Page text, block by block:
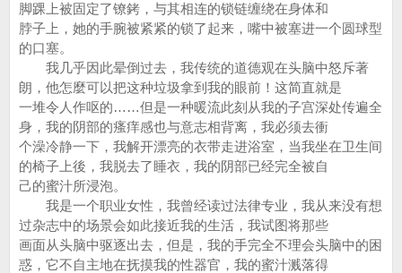
脚踝上被固定了镣銬，与其相连的锁链缠绕在身体和
脖子上，她的手腕被紧紧的锁了起来，嘴中被塞进一个圆球型
的口塞。
我几乎因此晕倒过去，我传统的道德观在头脑中怒斥著
朗，他怎麼可以把这种垃圾拿到我的眼前！这简直就是
一堆令人作呕的……但是一种暖流此刻从我的子宫深处传遍全
身，我的阴部的瘙痒感也与意志相背离，我必须去衝
个澡冷静一下，我解开漂亮的衣带走进浴室，当我坐在卫生间
的椅子上後，我脱去了睡衣，我的阴部已经完全被自
己的蜜汁所浸泡。
我是一个职业女性，我曾经读过法律专业，我从来没有想
过杂志中的场景会如此接近我的生活，我试图将那些
画面从头脑中驱逐出去，但是，我的手完全不理会头脑中的困
惑，它不自主地在抚摸我的性器官，我的蜜汁溅落得